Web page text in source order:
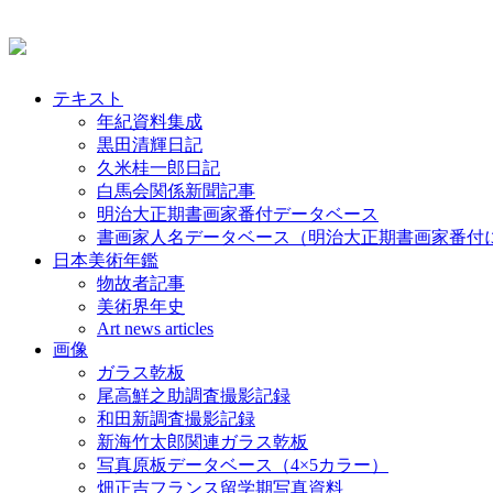
テキスト
年紀資料集成
黒田清輝日記
久米桂一郎日記
白馬会関係新聞記事
明治大正期書画家番付データベース
書画家人名データベース（明治大正期書画家番付
日本美術年鑑
物故者記事
美術界年史
Art news articles
画像
ガラス乾板
尾高鮮之助調査撮影記録
和田新調査撮影記録
新海竹太郎関連ガラス乾板
写真原板データベース（4×5カラー）
畑正吉フランス留学期写真資料